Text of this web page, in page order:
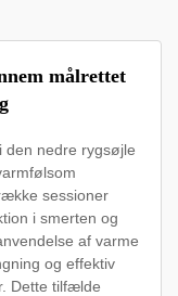
målrettet
den nedre rygsøjle
sessioner
i smerten og
af varme
og effektiv
Dette tilfælde